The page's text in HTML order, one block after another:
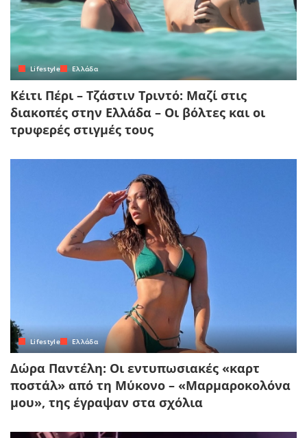
Lifestyle Ελλάδα
Κέιτι Πέρι – Τζάστιν Τριντό: Μαζί στις
διακοπές στην Ελλάδα – Οι βόλτες και οι
τρυφερές στιγμές τους
Lifestyle Ελλάδα
Δώρα Παντέλη: Οι εντυπωσιακές «καρτ
ποστάλ» από τη Μύκονο – «Μαρμαροκολόνα
μου», της έγραψαν στα σχόλια